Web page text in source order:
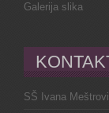
Galerija slika
SŠ Ivana